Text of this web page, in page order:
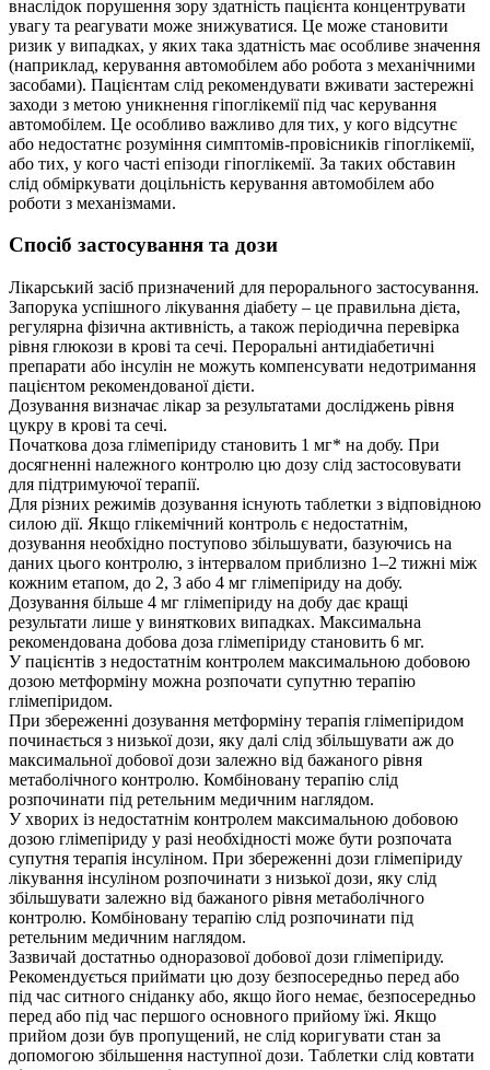
внаслідок порушення зору здатність пацієнта концентрувати
увагу та реагувати може знижуватися. Це може становити
ризик у випадках, у яких така здатність має особливе значення
(наприклад, керування автомобілем або робота з механічними
засобами). Пацієнтам слід рекомендувати вживати застережні
заходи з метою уникнення гіпоглікемії під час керування
автомобілем. Це особливо важливо для тих, у кого відсутнє
або недостатнє розуміння симптомів-провісників гіпоглікемії,
або тих, у кого часті епізоди гіпоглікемії. За таких обставин
слід обміркувати доцільність керування автомобілем або
роботи з механізмами.
Спосіб застосування та дози
Лікарський засіб призначений для перорального застосування.
Запорука успішного лікування діабету – це правильна дієта,
регулярна фізична активність, а також періодична перевірка
рівня глюкози в крові та сечі. Пероральні антидіабетичні
препарати або інсулін не можуть компенсувати недотримання
пацієнтом рекомендованої дієти.
Дозування визначає лікар за результатами досліджень рівня
цукру в крові та сечі.
Початкова доза глімепіриду становить 1 мг* на добу. При
досягненні належного контролю цю дозу слід застосовувати
для підтримуючої терапії.
Для різних режимів дозування існують таблетки з відповідною
силою дії. Якщо глікемічний контроль є недостатнім,
дозування необхідно поступово збільшувати, базуючись на
даних цього контролю, з інтервалом приблизно 1–2 тижні між
кожним етапом, до 2, 3 або 4 мг глімепіриду на добу.
Дозування більше 4 мг глімепіриду на добу дає кращі
результати лише у виняткових випадках. Максимальна
рекомендована добова доза глімепіриду становить 6 мг.
У пацієнтів з недостатнім контролем максимальною добовою
дозою метформіну можна розпочати супутню терапію
глімепіридом.
При збереженні дозування метформіну терапія глімепіридом
починається з низької дози, яку далі слід збільшувати аж до
максимальної добової дози залежно від бажаного рівня
метаболічного контролю. Комбіновану терапію слід
розпочинати під ретельним медичним наглядом.
У хворих із недостатнім контролем максимальною добовою
дозою глімепіриду у разі необхідності може бути розпочата
супутня терапія інсуліном. При збереженні дози глімепіриду
лікування інсуліном розпочинати з низької дози, яку слід
збільшувати залежно від бажаного рівня метаболічного
контролю. Комбіновану терапію слід розпочинати під
ретельним медичним наглядом.
Зазвичай достатньо одноразової добової дози глімепіриду.
Рекомендується приймати цю дозу безпосередньо перед або
під час ситного сніданку або, якщо його немає, безпосередньо
перед або під час першого основного прийому їжі. Якщо
прийом дози був пропущений, не слід коригувати стан за
допомогою збільшення наступної дози. Таблетки слід ковтати